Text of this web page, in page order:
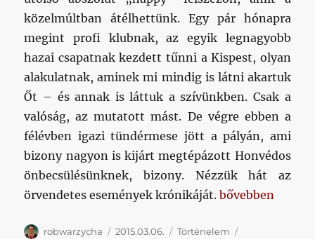
közelmúltban átélhettünk. Egy pár hónapra
megint profi klubnak, az egyik legnagyobb
hazai csapatnak kezdett tűnni a Kispest, olyan
alakulatnak, aminek mi mindig is látni akartuk
Őt – és annak is láttuk a szívünkben. Csak a
valóság, az mutatott mást. De végre ebben a
félévben igazi tündérmese jött a pályán, ami
bizony nagyon is kijárt megtépázott Honvédos
önbecsülésünknek, bizony. Nézzük hát az
örvendetes események krónikáját.„Az én Kispest-
bővebben
Szerző
robwarzycha Közzétéve
2015.03.06. Kategória
Történelem